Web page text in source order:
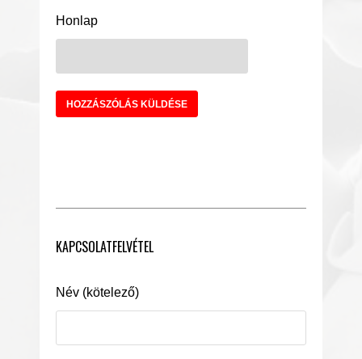
Honlap
KAPCSOLATFELVÉTEL
Név (kötelező)